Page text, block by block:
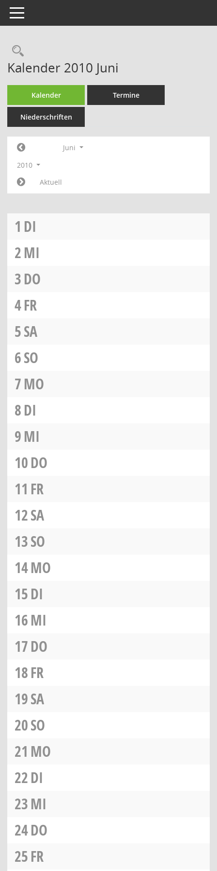
Toggle navigation
Rechercheauswahl
Kalender 2010 Juni
Kalender Termine
Niederschriften
Juni
2010
Aktuell
1 DI
2MI
3DO
4FR
5SA
6SO
7MO
8DI
9MI
10DO
11 FR
12SA
13SO
14MO
15DI
16MI
17DO
18FR
19SA
20SO
21 MO
22DI
23MI
24DO
25FR